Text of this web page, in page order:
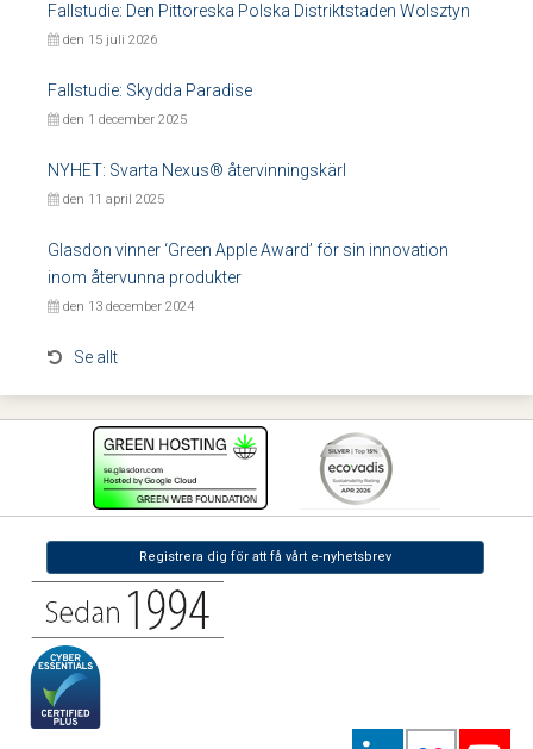
Fallstudie: Den Pittoreska Polska Distriktstaden Wolsztyn
den 15 juli 2026
Fallstudie: Skydda Paradise
den 1 december 2025
NYHET: Svarta Nexus® återvinningskärl
den 11 april 2025
Glasdon vinner ‘Green Apple Award’ för sin innovation
inom återvunna produkter
den 13 december 2024
Se allt
Registrera dig för att få vårt e-nyhetsbrev